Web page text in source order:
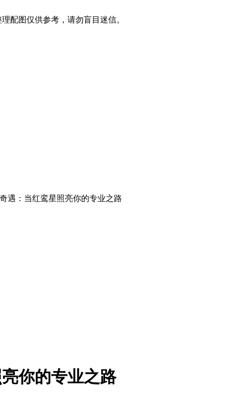
配图仅供参考，请勿盲目迷信。
遇：当红鸾星照亮你的专业之路
你的专业之路